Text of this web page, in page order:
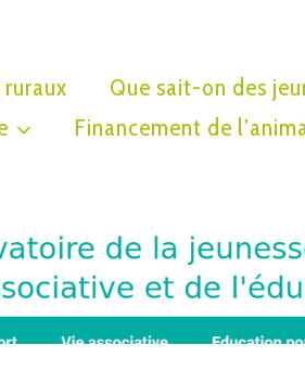
Que sait-on des
Financement de